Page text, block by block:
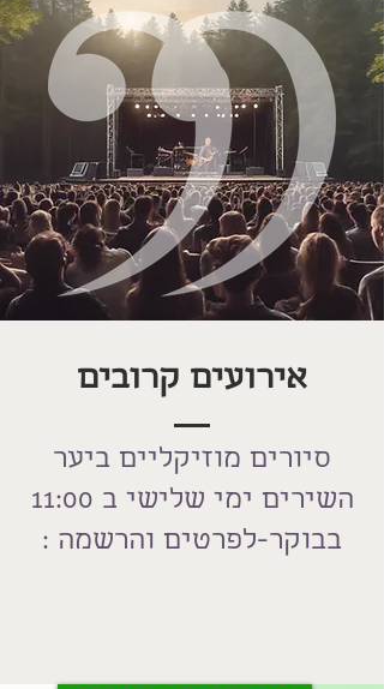
אירועים קרובים
סיורים מוזיקליים ביער
השירים
ימי שלישי ב 11:00
בבוקר-לפרטים והרשמה :